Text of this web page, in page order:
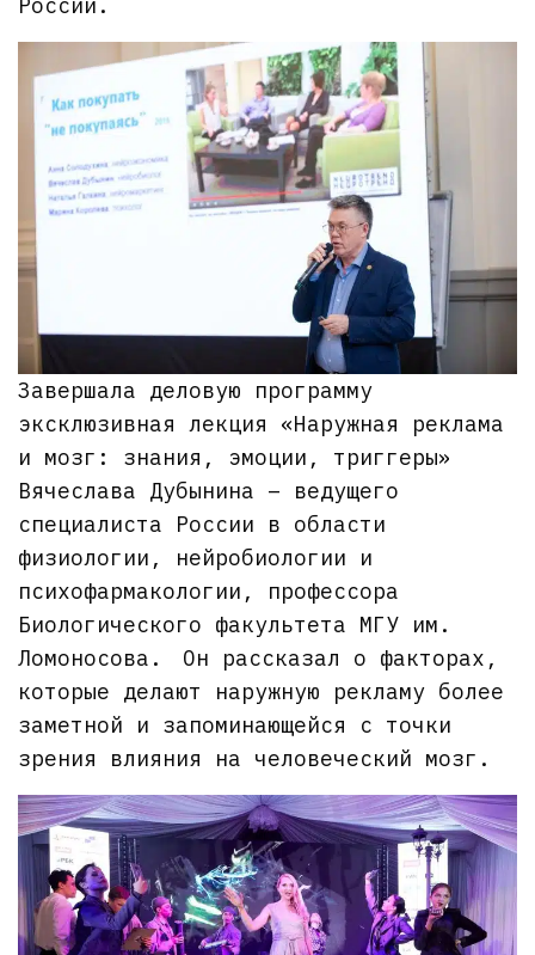
Завершала деловую программу
эксклюзивная лекция «Наружная реклама
и мозг: знания, эмоции, триггеры»
Вячеслава Дубынина – ведущего
специалиста России в области
физиологии, нейробиологии и
психофармакологии, профессора
Биологического факультета МГУ им.
Ломоносова. Он рассказал о факторах,
которые делают наружную рекламу более
заметной и запоминающейся с точки
зрения влияния на человеческий мозг.